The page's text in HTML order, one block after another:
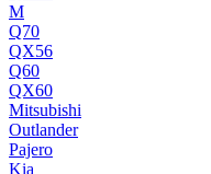
M
Q70
QX56
Q60
QX60
Mitsubishi
Outlander
Pajero
Kia